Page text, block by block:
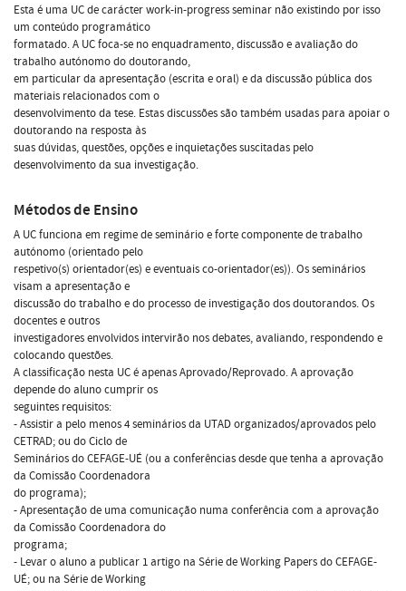
Esta é uma UC de carácter work-in-progress seminar não existindo por isso
um conteúdo programático
formatado. A UC foca-se no enquadramento, discussão e avaliação do
trabalho autónomo do doutorando,
em particular da apresentação (escrita e oral) e da discussão pública dos
materiais relacionados com o
desenvolvimento da tese. Estas discussões são também usadas para apoiar o
doutorando na resposta às
suas dúvidas, questões, opções e inquietações suscitadas pelo
desenvolvimento da sua investigação.
Métodos de Ensino
A UC funciona em regime de seminário e forte componente de trabalho
autónomo (orientado pelo
respetivo(s) orientador(es) e eventuais co-orientador(es)). Os seminários
visam a apresentação e
discussão do trabalho e do processo de investigação dos doutorandos. Os
docentes e outros
investigadores envolvidos intervirão nos debates, avaliando, respondendo e
colocando questões.
A classificação nesta UC é apenas Aprovado/Reprovado. A aprovação
depende do aluno cumprir os
seguintes requisitos:
- Assistir a pelo menos 4 seminários da UTAD organizados/aprovados pelo
CETRAD; ou do Ciclo de
Seminários do CEFAGE-UÉ (ou a conferências desde que tenha a aprovação
da Comissão Coordenadora
do programa);
- Apresentação de uma comunicação numa conferência com a aprovação
da Comissão Coordenadora do
programa;
- Levar o aluno a publicar 1 artigo na Série de Working Papers do CEFAGE-
UÉ; ou na Série de Working